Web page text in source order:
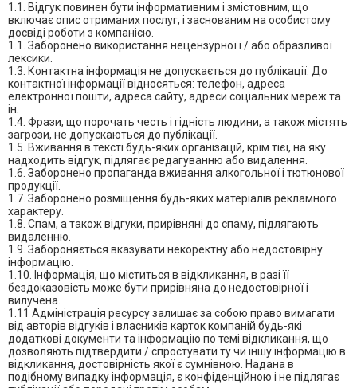
1.1. Відгук повинен бути інформативним і змістовним, що
включає опис отриманих послуг, і заснованим на особистому
досвіді роботи з компанією.
1.1. Заборонено використання нецензурної і / або образливої
лексики.
1.3. Контактна інформація не допускається до публікації. До
контактної інформації відносяться: телефон, адреса
електронної пошти, адреса сайту, адреси соціальних мереж та
ін.
1.4. Фрази, що порочать честь і гідність людини, а також містять
загрози, не допускаються до публікації.
1.5. Вживання в тексті будь-яких організацій, крім тієї, на яку
надходить відгук, підлягає редагуванню або видалення.
1.6. Заборонено пропаганда вживання алкогольної і тютюнової
продукції.
1.7. Заборонено розміщення будь-яких матеріалів рекламного
характеру.
1.8. Спам, а також відгуки, прирівняні до спаму, підлягають
видаленню.
1.9. Забороняється вказувати некоректну або недостовірну
інформацію.
1.10. Інформація, що міститься в відкликання, в разі її
бездоказовість може бути прирівняна до недостовірної і
вилучена.
1.11 Адміністрація ресурсу залишає за собою право вимагати
від авторів відгуків і власників карток компаній будь-які
додаткові документи та інформацію по темі відкликання, що
дозволяють підтвердити / спростувати ту чи іншу інформацію в
відкликання, достовірність якої є сумнівною. Надана в
подібному випадку інформація, є конфіденційною і не підлягає